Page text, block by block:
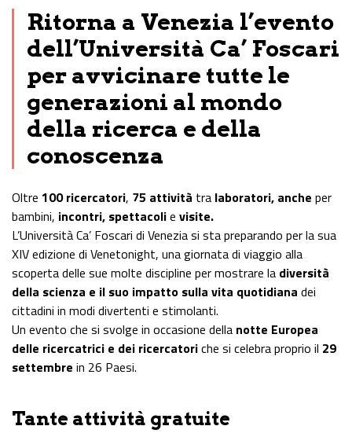
Ritorna a Venezia l’evento
dell’Università Ca’ Foscari
per avvicinare tutte le
generazioni al mondo
della ricerca e della
conoscenza
Oltre 100 ricercatori, 75 attività tra laboratori, anche per
bambini, incontri, spettacolie visite.
L’Università Ca’ Foscari di Venezia si sta preparando per la sua
XIV edizione di Venetonight, una giornata di viaggio alla
scoperta delle sue molte discipline per mostrare la diversità
della scienza e il suo impatto sulla vita quotidiana dei
cittadini in modi divertenti e stimolanti.
Un evento che si svolge in occasione della notte Europea
delle ricercatrici e dei ricercatoriche si celebra proprio il 29
settembre in 26 Paesi.
Tante attività gratuite